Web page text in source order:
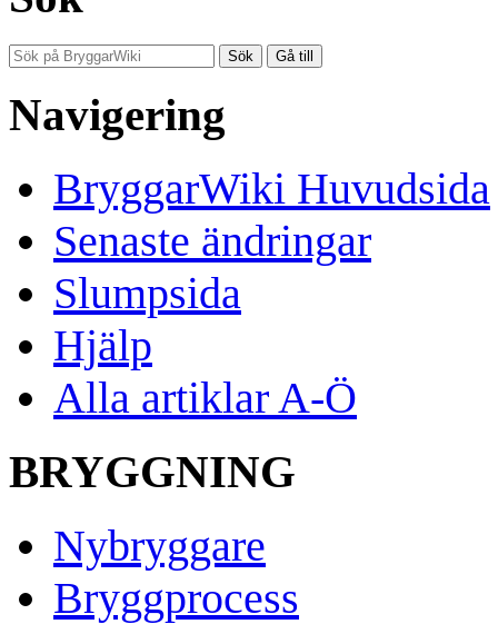
Navigering
BryggarWiki Huvudsida
Senaste ändringar
Slumpsida
Hjälp
Alla artiklar A-Ö
BRYGGNING
Nybryggare
Bryggprocess